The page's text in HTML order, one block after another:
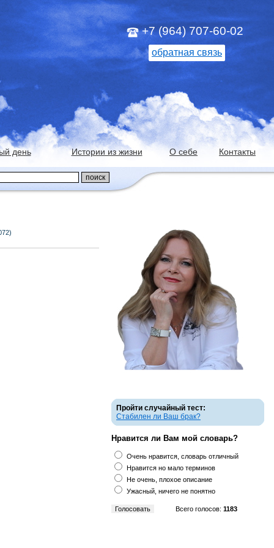
+7 (964) 707-60-02
обратная связь
день Истории из жизни О себе Контакты
Пройти случайный тест:
Стабилен ли Ваш брак?
Нравится ли Вам мой словарь?
Очень нравится, словарь отличный
Нравится но мало терминов
Не очень, плохое описание
Ужасный, ничего не понятно
Всего голосов: 1183